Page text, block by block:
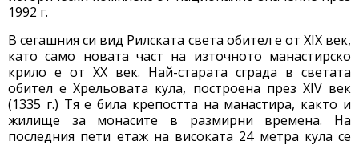
1992 г.
В сегашния си вид Рилската света обител е от XIX век,
като само новата част на източното манастирско
крило е от XX век. Най-старата сграда в светата
обител е Хрельовата кула, построена през XIV век
(1335 г.) Тя е била крепостта на манастира, както и
жилище за монасите в размирни времена. На
последния пети етаж на високата 24 метра кула се